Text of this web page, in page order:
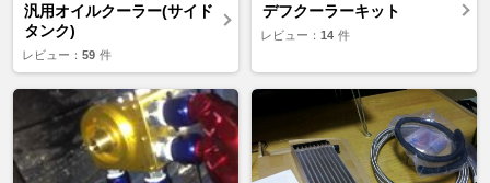
汎用オイルクーラー(サイド
タンク)
レビュー： 59 件
デフクーラーキット
レビュー： 14 件